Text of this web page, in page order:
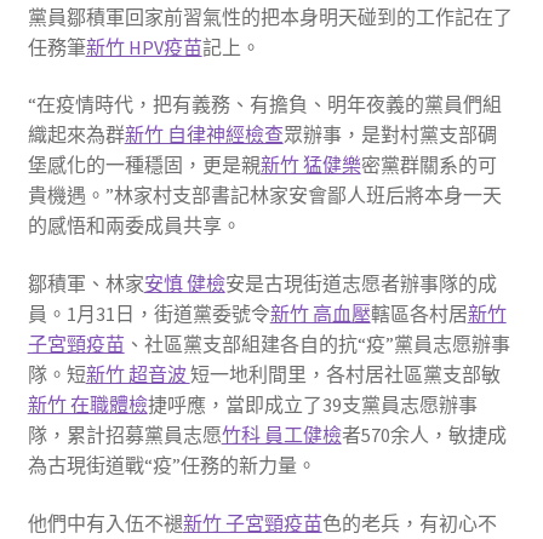
黨員鄒積軍回家前習氣性的把本身明天碰到的工作記在了
任務筆新竹 HPV疫苗記上。
“在疫情時代，把有義務、有擔負、明年夜義的黨員們組
織起來為群新竹 自律神經檢查眾辦事，是對村黨支部碉
堡感化的一種穩固，更是親新竹 猛健樂密黨群關系的可
貴機遇。”林家村支部書記林家安會鄙人班后將本身一天
的感悟和兩委成員共享。
鄒積軍、林家安慎 健檢安是古現街道志愿者辦事隊的成
員。1月31日，街道黨委號令新竹 高血壓轄區各村居新竹
子宮頸疫苗 、社區黨支部組建各自的抗“疫”黨員志愿辦事
隊。短新竹 超音波短一地利間里，各村居社區黨支部敏
新竹 在職體檢捷呼應，當即成立了39支黨員志愿辦事
隊，累計招募黨員志愿竹科 員工健檢者570余人，敏捷成
為古現街道戰“疫”任務的新力量。
他們中有入伍不褪新竹 子宮頸疫苗色的老兵，有初心不